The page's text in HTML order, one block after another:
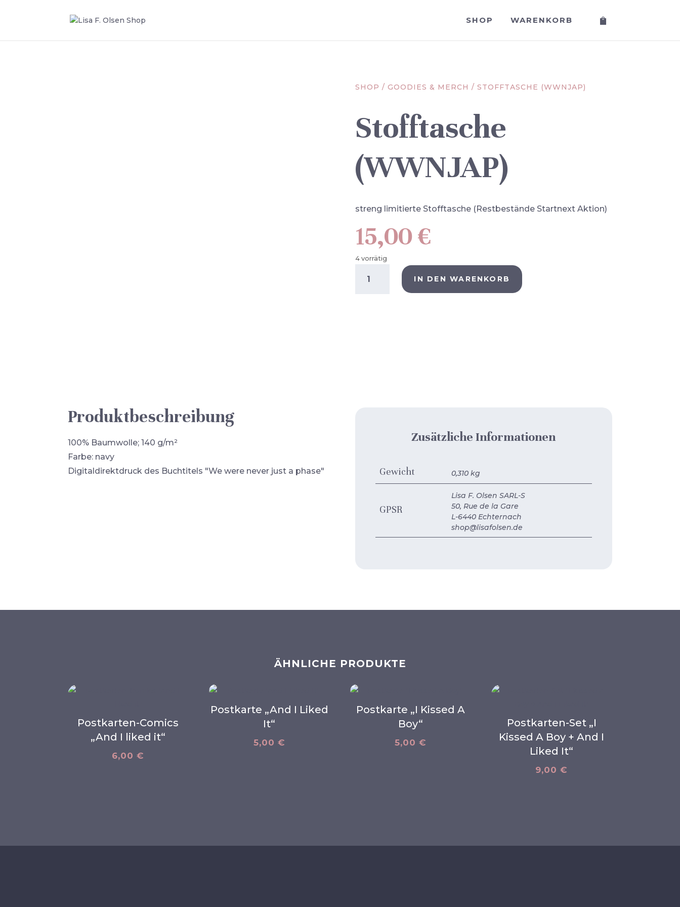
SHOP WARENKORB
SHOP / GOODIES & MERCH / STOFFTASCHE (WWNJAP)
Stofftasche
(WWNJAP)
streng limitierte Stofftasche (Restbestände Startnext Aktion)
15,00€
4 vorrätig
Stofftasche
(WWNJAP)
IN DEN WARENKORB
Produktbeschreibung
100% Baumwolle; 140 g/m²
Farbe: navy
Digitaldirektdruck des Buchtitels "We were never just a phase"
Zusätzliche Informationen
Gewicht 0,310 kg
GPSR
Lisa F. Olsen SARL-S
50, Rue de la Gare
L-6440 Echternach
shop@lisafolsen.de
ÄHNLICHE PRODUKTE
Postkarten-Comics
„And I liked it“
6,00€
Postkarte „And I Liked
It“
5,00 €
Postkarte „I Kissed A
Boy“
5,00 €
Postkarten-Set „I
Kissed A Boy + And I
Liked It“
9,00€